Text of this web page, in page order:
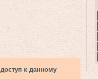
к данному